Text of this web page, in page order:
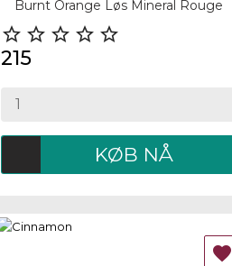
Burnt Orange Løs Mineral Rouge
    
215
KØB NÅ
